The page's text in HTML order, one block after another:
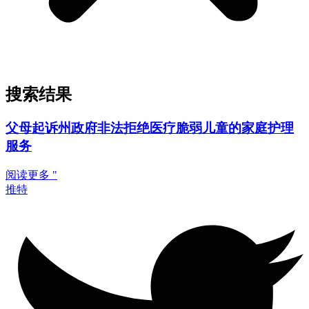
搜索结果
父母起诉州政府非法拒绝医疗脆弱儿童的家庭护理
服务
阅读更多 "
推特